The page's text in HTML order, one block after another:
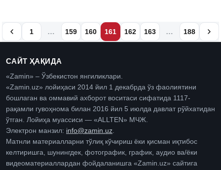
1 … 159 160 161 162 163 … 188
САЙТ ҲАҚИДА
«Zamin» – Ўзбекистон янгиликлари.
«Zamin.uz» лойиҳаси 2014 йил 1 декабрда ўз фаолиятини
бошлаган ва оммавий ахборот воситаси сифатида 1117-
рақамли гувоҳнома билан 2016 йил 5 июлда давлат рўйхатидан
ўтган. Лойиҳа муассиси — «ALLTEN» МЧЖ.
Электрон манзил: info@zamin.uz.
Матнли материалларни тўлиқ кўчириш ёки қисман иқтибос
келтиришга, шунингдек, фотографик, график, аудио ва/ёки
видеоматериаллардан фойдаланишга «Zamin.uz» сайтига